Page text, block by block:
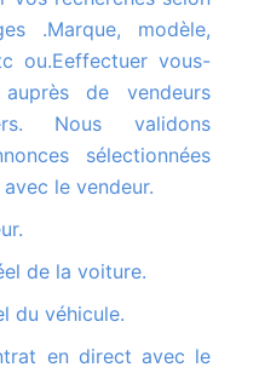
.Marque, modèle,
ou.Eeffectuer vous-
de vendeurs
Nous validons
sélectionnées
le vendeur.
de la voiture.
du véhicule.